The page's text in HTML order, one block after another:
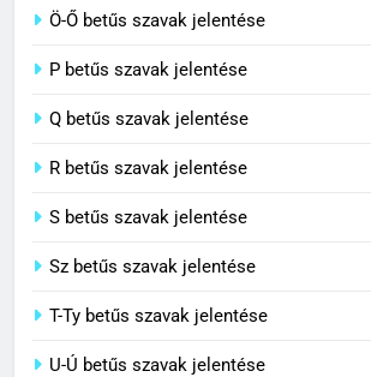
8
Centenárium
Ö-Ő betűs szavak jelentése
P betűs szavak jelentése
Q betűs szavak jelentése
R betűs szavak jelentése
S betűs szavak jelentése
Sz betűs szavak jelentése
T-Ty betűs szavak jelentése
U-Ú betűs szavak jelentése